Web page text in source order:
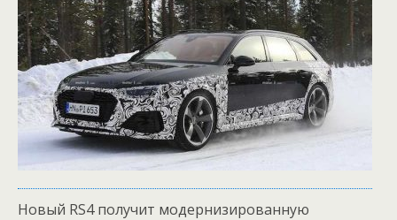
Новый RS4 получит модернизированную